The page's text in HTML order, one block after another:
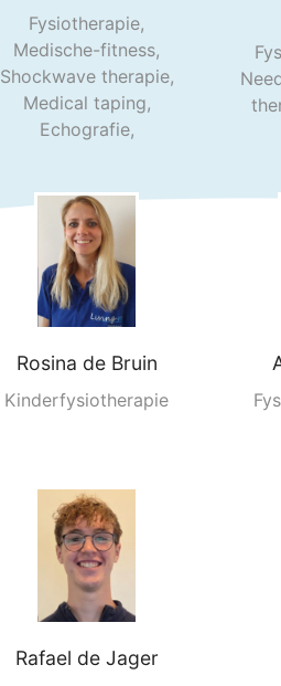
Fysiotherapie,
Medische-fitness,
Shockwave therapie,
Medical taping,
Echografie,
Rosina de Bruin
Kinderfysiotherapie
Rafael de Jager